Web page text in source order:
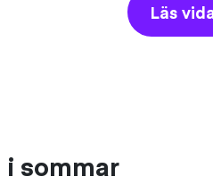
Läs
sommar